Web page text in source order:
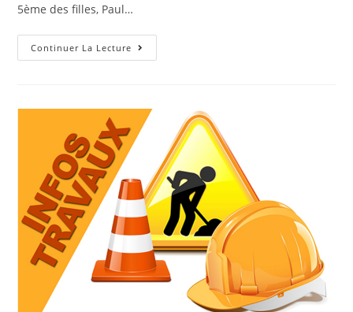
5ème des filles, Paul…
Continuer La Lecture